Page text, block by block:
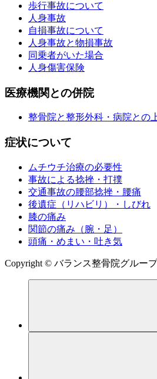
歩行事故について
人身事故
自損事故について
人身事故と物損事故
同乗者がいた場合
人身傷害保険
医療機関との併院
整骨院と整形外科・病院との
症状について
ムチウチ治療の必要性
事故による捻挫・打撲
交通事故の腰部捻挫・腰痛
後遺症（リハビリ）・しびれ
膝の痛み
関節の痛み（腕・足）
頭痛・めまい・吐き気
Copyright © バランス整骨院グループ